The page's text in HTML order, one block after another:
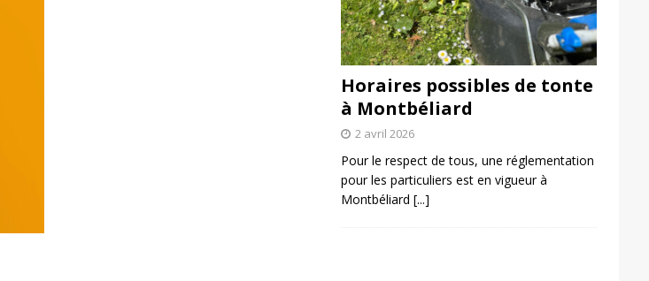
Horaires possibles de tonte
à Montbéliard
2 avril 2026
Pour le respect de tous, une réglementation
pour les particuliers est en vigueur à
Montbéliard [...]